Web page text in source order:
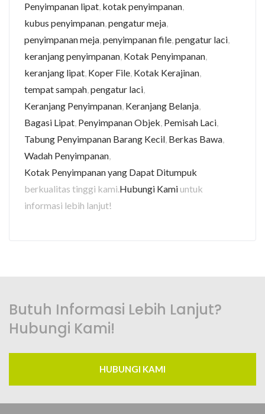
Penyimpanan lipat, kotak penyimpanan,
kubus penyimpanan,pengatur meja,
penyimpanan meja,penyimpanan file,pengatur laci,
keranjang penyimpanan, Kotak Penyimpanan,
keranjang lipat, Koper File, Kotak Kerajinan,
tempat sampah,pengatur laci,
Keranjang Penyimpanan, Keranjang Belanja,
Bagasi Lipat, Penyimpanan Objek, Pemisah Laci,
Tabung Penyimpanan Barang Kecil, Berkas Bawa,
Wadah Penyimpanan,
Kotak Penyimpanan yang Dapat Ditumpuk
berkualitas tinggi kami.Hubungi Kamiuntuk
informasi lebih lanjut!
Butuh Informasi Lebih Lanjut?
Hubungi Kami!
HUBUNGI KAMI